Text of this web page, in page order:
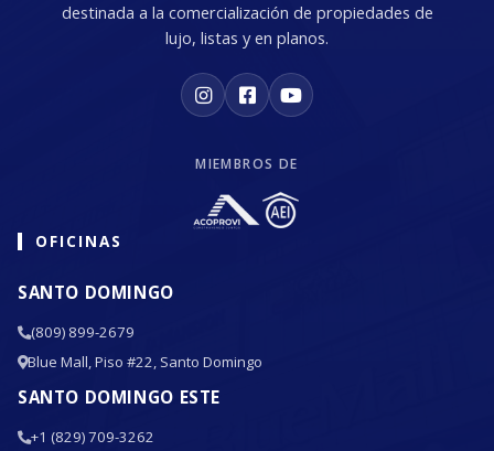
destinada a la comercialización de propiedades de
lujo, listas y en planos.
MIEMBROS DE
OFICINAS
SANTO DOMINGO
(809) 899-2679
Blue Mall, Piso #22, Santo Domingo
SANTO DOMINGO ESTE
+1 (829) 709-3262